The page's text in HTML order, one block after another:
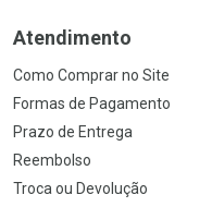
Atendimento
Como Comprar no Site
Formas de Pagamento
Prazo de Entrega
Reembolso
Troca ou Devolução